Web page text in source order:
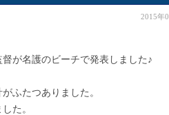
2015年
が名護のビーチで発表しました♪
ふたつありました。
た。